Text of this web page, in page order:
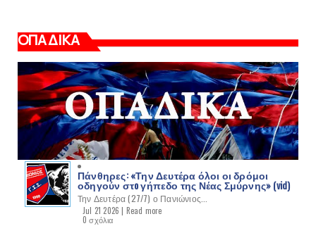
ΟΠΑΔΙΚΑ
Πάνθηρες: «Την Δευτέρα όλοι οι δρόμοι
οδηγούν στo γήπεδο της Νέας Σμύρνης» (vid)
Την Δευτέρα (27/7) ο Πανιώνιος...
Jul 21 2026 | Read more
0 σχόλια